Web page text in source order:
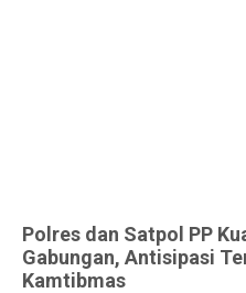
Polres dan Satpol PP
Gabungan, Antisipasi
Kamtibmas